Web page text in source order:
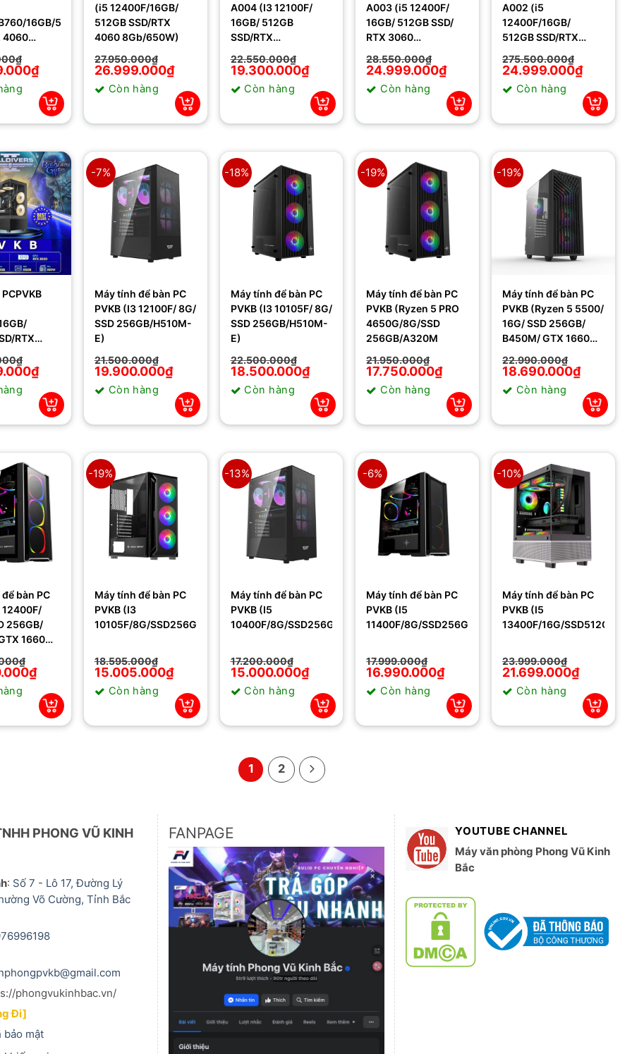
16GB/512GB
4060
₫
₫
(i5 12400F/16GB/
512GB SSD/RTX
4060 8Gb/650W)
27.950.000₫
Giá
gốc
là:
26.999.000₫
Giá
hiện
tại Còn hàng
A004 (I3 12100F/
16GB/ 512GB
SSD/RTX
22.550.000₫
Giá
gốc
là:
19.300.000₫
Giá
hiện
tại Còn hàng
A003 (i5 12400F/
16GB/ 512GB SSD/
RTX 3060
28.550.000₫
Giá
là:
24.999.000₫
Giá
tại Còn hàng
A002 (i5
12400F/16GB/
512GB SSD/RTX
275.500.000₫
Giá
là:
24.999.000₫
Giá
tại Còn hàng
RTX
₫
₫
-7%
Máy tính để bàn PC
PVKB (I3 12100F/ 8G/
SSD 256GB/H510M-
E)
21.500.000₫
Giá
gốc
là:
19.900.000₫
Giá
hiện
tại Còn hàng
-18%
Máy tính để bàn PC
PVKB (I3 10105F/ 8G/
SSD 256GB/H510M-
E)
22.500.000₫
Giá
gốc
là:
18.500.000₫
Giá
hiện
tại Còn hàng
-19%
Máy tính để bàn PC
PVKB (Ryzen 5 PRO
4650G/8G/SSD
256GB/A320M
21.950.000₫
Giá
là:
17.750.000₫
Giá
tại Còn hàng
-19%
Máy tính để bàn PC
PVKB (Ryzen 5 5500/
16G/ SSD 256GB/
B450M/ GTX 1660
22.990.000₫
Giá
gốc
là:
18.690.000₫
Giá
hiện
tại Còn hàng
bàn PC
256GB/
1660
₫
₫
-19%
Máy tính để bàn PC
PVKB (I3
10105F/8G/SSD256GB/H510M)
18.595.000₫
Giá
gốc
là:
15.005.000₫
Giá
hiện
tại Còn hàng
-13%
Máy tính để bàn PC
PVKB (I5
10400F/8G/SSD256GB/H510)
17.200.000₫
Giá
gốc
là:
15.000.000₫
Giá
hiện
tại Còn hàng
-6%
Máy tính để bàn PC
PVKB (I5
11400F/8G/SSD256GB/B560M)
17.999.000₫
Giá
gốc
là:
16.990.000₫
Giá
hiện
tại Còn hàng
-10%
Máy tính để bàn PC
PVKB (I5
13400F/16G/SSD512GB/
23.999.000₫
Giá
là:
21.699.000₫
Giá
hiện
tại Còn hàng
1 2
PHONG VŨ KINH
: Số 7 - Lô 17, Đường Lý
Võ Cường, Tỉnh Bắc
phongvukinhbac.vn/
Đi]
bảo mật
FANPAGE
YOUTUBE CHANNEL
Máy văn phòng Phong Vũ Kinh
Bắc